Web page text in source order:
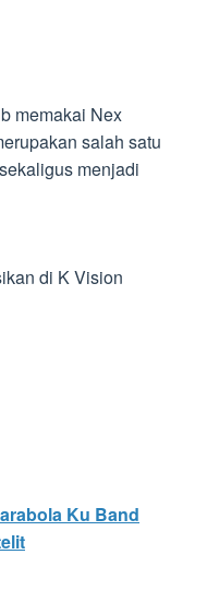
memakai Nex
salah satu
menjadi
di K Vision
Ku Band